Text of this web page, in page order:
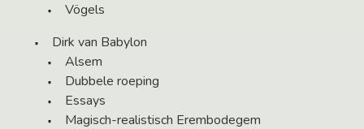
Vögels
Dirk van Babylon
Alsem
Dubbele roeping
Essays
Magisch-realistisch Erembodegem